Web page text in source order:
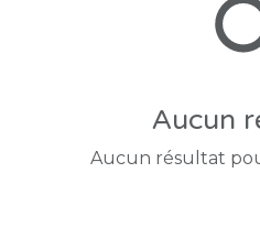
Aucun
Aucun résultat